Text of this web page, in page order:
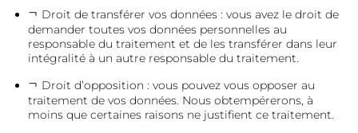
Droit de transférer vos données : vous avez le droit de
demander toutes vos données personnelles au
responsable du traitement et de les transférer dans leur
intégralité à un autre responsable du traitement.
Droit d’opposition : vous pouvez vous opposer au
traitement de vos données. Nous obtempérerons, à
moins que certaines raisons ne justifient ce traitement.